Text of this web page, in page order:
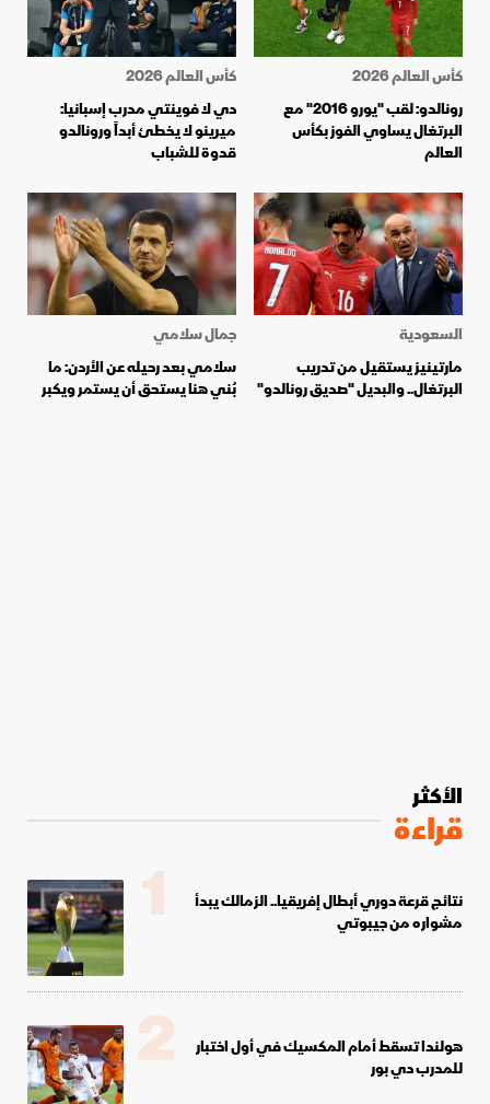
كأس العالم 2026
رونالدو: لقب "يورو 2016" مع
البرتغال يساوي الفوز بكأس
العالم
كأس العالم 2026
دي لا فوينتي مدرب إسبانيا:
ميرينو لا يخطئ أبداً ورونالدو
قدوة للشباب
السعودية
مارتينيز يستقيل من تدريب
البرتغال.. والبديل "صديق رونالدو"
جمال سلامي
سلامي بعد رحيله عن الأردن: ما
بُني هنا يستحق أن يستمر ويكبر
الأكثر
قراءة
نتائج قرعة دوري أبطال إفريقيا.. الزمالك يبدأ
مشواره من جيبوتي
1
هولندا تسقط أمام المكسيك في أول اختبار
للمدرب دي بور
2